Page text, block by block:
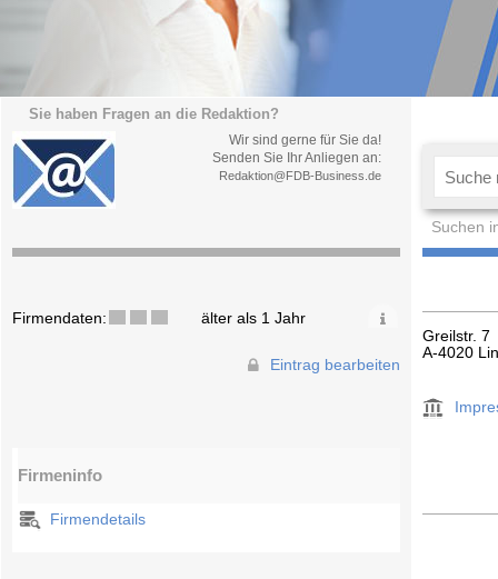
Sie haben Fragen an die Redaktion?
Wir sind gerne für Sie da!
Senden Sie Ihr Anliegen an:
Redaktion@FDB-Business.de
Suchen
Firmendaten: älter als 1 Jahr
Eintrag bearbeiten
Firmeninfo
Firmendetails
Greilstr. 7
A-4020